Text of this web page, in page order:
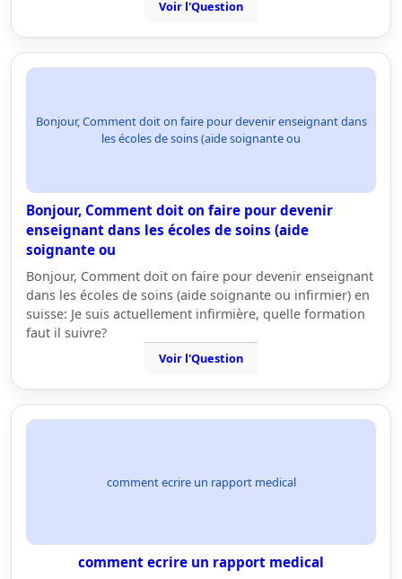
Voir l'Question
Bonjour, Comment doit on faire pour devenir enseignant dans
les écoles de soins (aide soignante ou
Bonjour, Comment doit on faire pour devenir
enseignant dans les écoles de soins (aide
soignante ou
Bonjour, Comment doit on faire pour devenir enseignant
dans les écoles de soins (aide soignante ou infirmier) en
suisse: Je suis actuellement infirmière, quelle formation
faut il suivre?
Voir l'Question
comment ecrire un rapport medical
comment ecrire un rapport medical